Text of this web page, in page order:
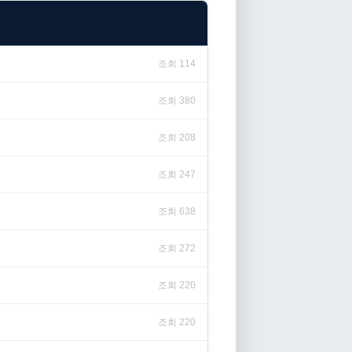
조회 114
조회 380
조회 208
조회 247
조회 638
조회 272
조회 220
조회 220